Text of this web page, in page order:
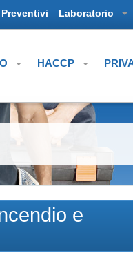
Preventivi Laboratorio
HACCP
e